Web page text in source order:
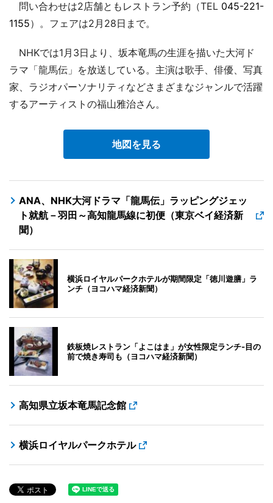
問い合わせは2店舗ともレストラン予約（TEL 045-221-
1155）。フェアは2月28日まで。
NHKでは1月3日より、坂本竜馬の生涯を描いた大河ド
ラマ「龍馬伝」を放送している。主演は歌手、俳優、写真
家、ラジオパーソナリティなどさまざまなジャンルで活躍
するアーティストの福山雅治さん。
地図を見る
ANA、NHK大河ドラマ「龍馬伝」ラッピングジェッ
ト就航－羽田～高知龍馬線に初便（東京ベイ経済新
聞）
横浜ロイヤルパークホテルが期間限定「徳川遊膳」ラ
ンチ（ヨコハマ経済新聞）
鉄板焼レストラン「よこはま」が女性限定ランチ‐目の
前で焼き寿司も（ヨコハマ経済新聞）
高知県立坂本竜馬記念館
横浜ロイヤルパークホテル